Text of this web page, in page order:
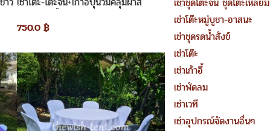
750.0 ฿
เช่าโต๊ะหมู่บูชา-อาสนะ
เช่าชุดรดน้ำสังข์
เช่าโต๊ะ
เช่าเก้าอี้
เช่าพัดลม
เช่าเวที
เช่าอุปกรณ์จัดงานอื่นๆ